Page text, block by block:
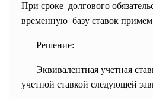
При сроке долгового
временную базу ставок
Решение:
Эквивалентная учетная
учетной ставкой следующей